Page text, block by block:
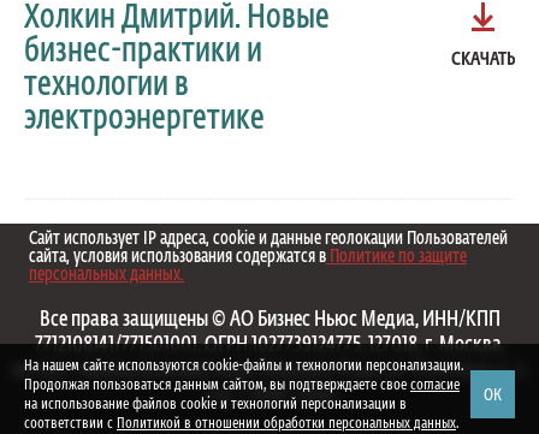
Холкин Дмитрий. Новые
бизнес-практики и
технологии в
электроэнергетике
СКАЧАТЬ
Сайт использует IP адреса, cookie и данные геолокации Пользователей
сайта, условия использования содержатся в Политике по защите
персональных данных.
Все права защищены © АО Бизнес Ньюс Медиа, ИНН/КПП
7712108141/771501001, ОГРН 1027739124775, 127018, г. Москва,
вн.тер.г. муниципальный округ Марьина Роща, ул. Полковая, д. 3,
стр. 1. 1999—2026
На нашем сайте используются cookie-файлы и технологии персонализации.
Продолжая пользоваться данным сайтом, вы подтверждаете свое согласие
на использование файлов cookie и технологий персонализации в
соответствии с Политикой в отношении обработки персональных данных.
ОК